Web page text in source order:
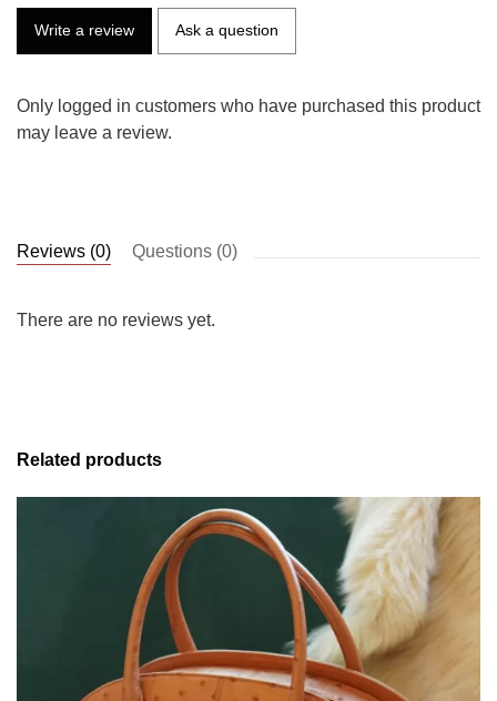
Write a review Ask a question
Only logged in customers who have purchased this product
may leave a review.
Reviews (0) Questions (0)
There are no reviews yet.
Related products